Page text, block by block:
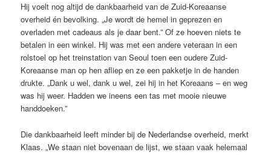
Hij voelt nog altijd de dankbaarheid van de Zuid-Koreaanse
overheid én bevolking. „Je wordt de hemel in geprezen en
overladen met cadeaus als je daar bent.” Of ze hoeven niets te
betalen in een winkel. Hij was met een andere veteraan in een
rolstoel op het treinstation van Seoul toen een oudere Zuid-
Koreaanse man op hen afliep en ze een pakketje in de handen
drukte. „Dank u wel, dank u wel, zei hij in het Koreaans – en weg
was hij weer. Hadden we ineens een tas met mooie nieuwe
handdoeken.”
Die dankbaarheid leeft minder bij de Nederlandse overheid, merkt
Klaas. „We staan niet bovenaan de lijst, we staan vaak helemaal